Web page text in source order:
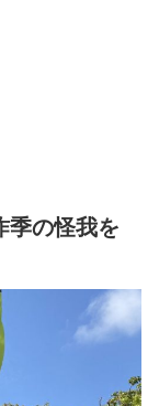
の怪我を